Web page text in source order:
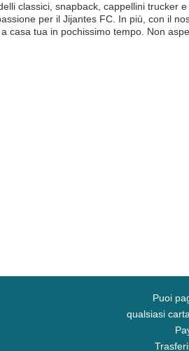
classici, snapback, cappellini trucker
per il Jijantes FC. In più, con il
casa tua in pochissimo tempo. Non
Puoi
qualsiasi